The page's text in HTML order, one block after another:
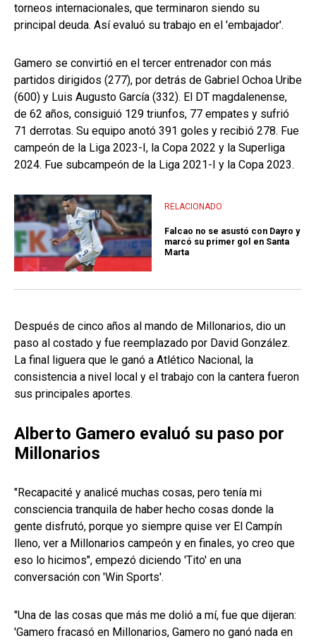
torneos internacionales, que terminaron siendo su
principal deuda. Así evaluó su trabajo en el 'embajador'.
Gamero se convirtió en el tercer entrenador con más
partidos dirigidos (277), por detrás de Gabriel Ochoa Uribe
(600) y Luis Augusto García (332). El DT magdalenense,
de 62 años, consiguió 129 triunfos, 77 empates y sufrió
71 derrotas. Su equipo anotó 391 goles y recibió 278. Fue
campeón de la Liga 2023-I, la Copa 2022 y la Superliga
2024. Fue subcampeón de la Liga 2021-I y la Copa 2023.
RELACIONADO
Falcao no se asustó con Dayro y
marcó su primer gol en Santa
Marta
Después de cinco años al mando de Millonarios, dio un
paso al costado y fue reemplazado por David González.
La final liguera que le ganó a Atlético Nacional, la
consistencia a nivel local y el trabajo con la cantera fueron
sus principales aportes.
Alberto Gamero evaluó su paso por
Millonarios
"Recapacité y analicé muchas cosas, pero tenía mi
consciencia tranquila de haber hecho cosas donde la
gente disfrutó, porque yo siempre quise ver El Campín
lleno, ver a Millonarios campeón y en finales, yo creo que
eso lo hicimos", empezó diciendo 'Tito' en una
conversación con 'Win Sports'.
"Una de las cosas que más me dolió a mí, fue que dijeran:
'Gamero fracasó en Millonarios, Gamero no ganó nada en